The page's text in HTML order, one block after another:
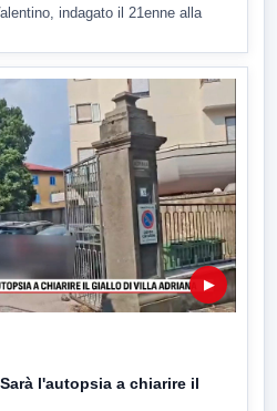
indagato il 21enne alla
▶
l'autopsia a chiarire il